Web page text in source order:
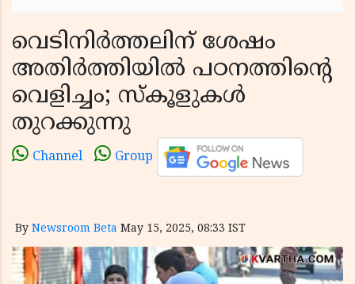
വെടിനിർത്തലിന് ശേഷം
അതിർത്തിയിൽ പഠനത്തിൻ്റെ
വെളിച്ചം; സ്കൂളുകൾ
തുറക്കുന്നു
Channel Group
By Newsroom Beta May 15, 2025, 08:33 IST